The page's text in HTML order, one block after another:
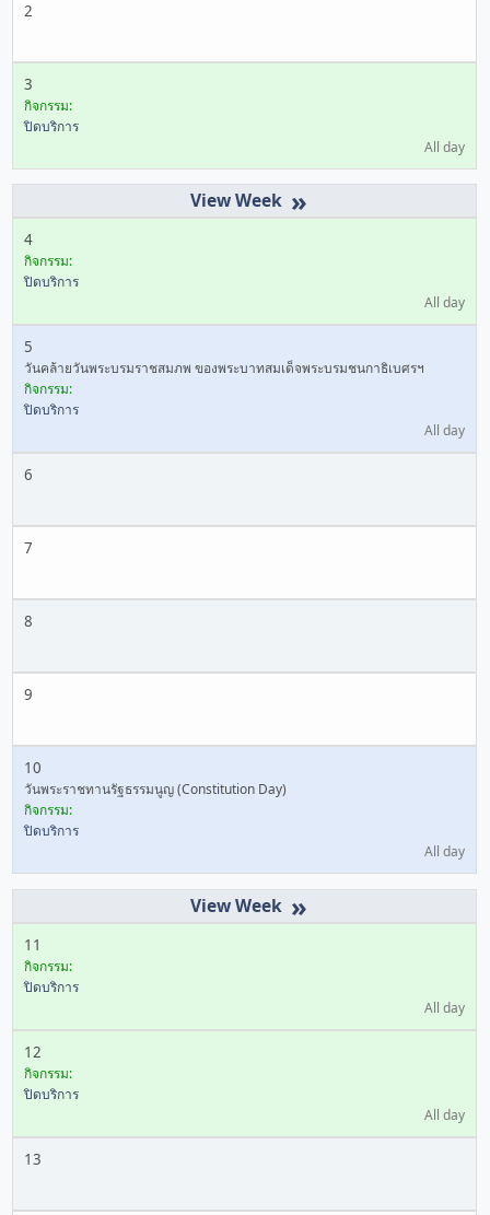
2
3
กิจกรรม:
ปิดบริการ
All day
»
4
กิจกรรม:
ปิดบริการ
All day
5
วันคล้ายวันพระบรมราชสมภพ ของพระบาทสมเด็จพระบรมชนกาธิเบศรฯ
กิจกรรม:
ปิดบริการ
All day
6
7
8
9
10
วันพระราชทานรัฐธรรมนูญ (Constitution Day)
กิจกรรม:
ปิดบริการ
All day
»
11
กิจกรรม:
ปิดบริการ
All day
12
กิจกรรม:
ปิดบริการ
All day
13